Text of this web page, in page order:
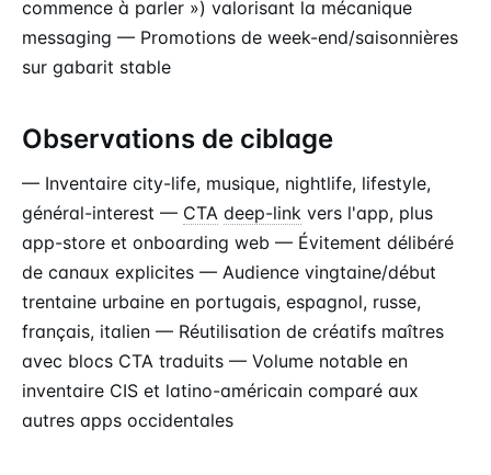
commence à parler ») valorisant la mécanique
messaging — Promotions de week-end/saisonnières
sur gabarit stable
Observations de ciblage
— Inventaire city-life, musique, nightlife, lifestyle,
général-interest — CTA deep-link vers l'app, plus
app-store et onboarding web — Évitement délibéré
de canaux explicites — Audience vingtaine/début
trentaine urbaine en portugais, espagnol, russe,
français, italien — Réutilisation de créatifs maîtres
avec blocs CTA traduits — Volume notable en
inventaire CIS et latino-américain comparé aux
autres apps occidentales